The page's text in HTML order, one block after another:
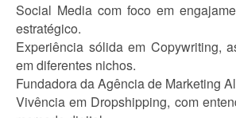
Social Media com foco em
estratégico.
Experiência sólida em Copywriting,
em diferentes nichos.
Fundadora da Agência de Marketing
Vivência em Dropshipping, com